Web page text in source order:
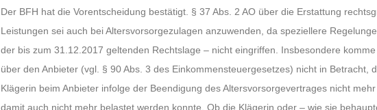
Der BFH hat die Vorentscheidung bestätigt. § 37 Abs. 2 AO über die Erstattung
Leistungen sei auch bei Altersvorsorgezulagen anzuwenden, da speziellere
der bis zum 31.12.2017 geltenden Rechtslage – nicht eingriffen. Insbesondere
über den Anbieter (vgl. § 90 Abs. 3 des Einkommensteuergesetzes) nicht in Betracht,
Klägerin beim Anbieter infolge der Beendigung des Altersvorsorgevertrages nicht
damit auch nicht mehr belastet werden konnte. Ob die Klägerin oder – wie sie